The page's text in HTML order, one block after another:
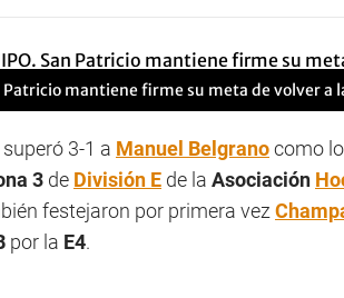
Patricio mantiene firme su meta de volver a
superó 3-1 a Manuel Belgranocomo
3 de División E de la Asociación
festejaron por primera vez
por la E4.